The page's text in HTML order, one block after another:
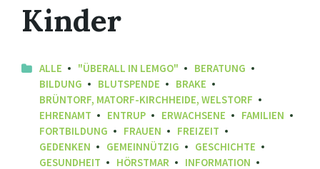
Kinder
ALLE "ÜBERALL IN LEMGO"
BERATUNG
BILDUNG
BLUTSPENDE
BRAKE
BRÜNTORF, MATORF-KIRCHHEIDE, WELSTORF
EHRENAMT
ENTRUP ERWACHSENE
FAMILIEN
FORTBILDUNG
FRAUEN
FREIZEIT
GEDENKEN
GEMEINNÜTZIG
GESCHICHTE
GESUNDHEIT
HÖRSTMAR
INFORMATION